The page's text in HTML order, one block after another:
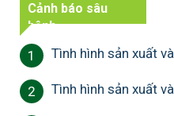
Cảnh báo sâu
bệnh
1 Tình hình sản xuất
2 Tình hình sản xuất